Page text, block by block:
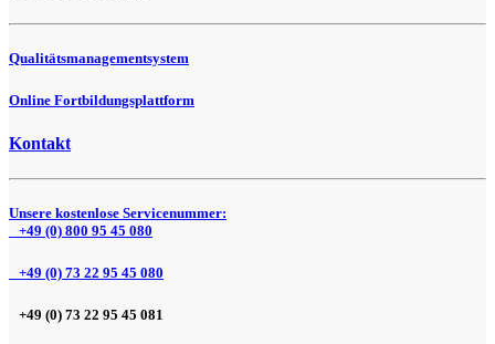
Qualitätsmanagementsystem
Online Fortbildungsplattform
Kontakt
Unsere kostenlose Servicenummer:
+49 (0) 800 95 45 080
+49 (0) 73 22 95 45 080
+49 (0) 73 22 95 45 081